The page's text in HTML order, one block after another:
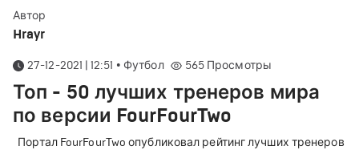
Автор
Hrayr
27-12-2021 | 12:51 • Футбол 565 Просмотры
Топ - 50 лучших тренеров мира
по версии FourFourTwo
Портал FourFourTwo опубликовал рейтинг лучших тренеров